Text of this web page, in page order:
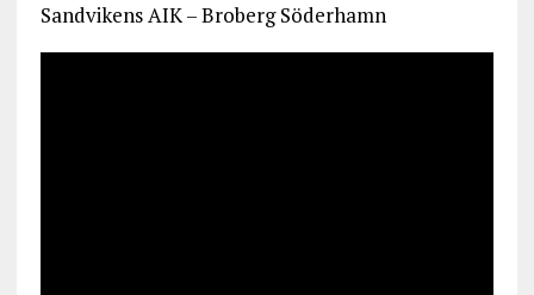
Sandvikens AIK – Broberg Söderhamn